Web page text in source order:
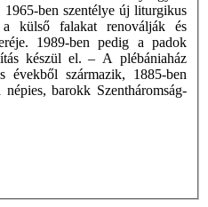
ben szentélye új liturgikus
a külső falakat renoválják és
1989-ben pedig a padok
készül el. – A plébániaház
évekből származik, 1885-ben
barokk Szentháromság-